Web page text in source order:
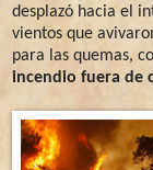
desplazó hacia el
vientos que
para las quemas,
incendio fuera de